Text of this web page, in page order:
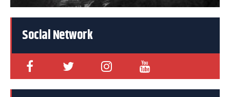
Social Network